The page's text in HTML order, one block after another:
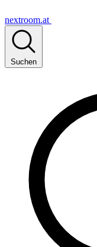
nextroom.at
Suchen